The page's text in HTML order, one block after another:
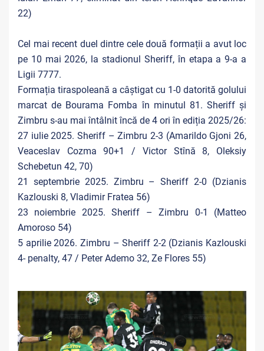
22)
Cel mai recent duel dintre cele două formații a avut loc
pe 10 mai 2026, la stadionul Sheriff, în etapa a 9-a a
Ligii 7777.
Formația tiraspoleană a câștigat cu 1-0 datorită golului
marcat de Bourama Fomba în minutul 81. Sheriff și
Zimbru s-au mai întâlnit încă de 4 ori în ediția 2025/26:
27 iulie 2025. Sheriff – Zimbru 2-3 (Amarildo Gjoni 26,
Veaceslav Cozma 90+1 / Victor Stînă 8, Oleksiy
Schebetun 42, 70)
21 septembrie 2025. Zimbru – Sheriff 2-0 (Dzianis
Kazlouski 8, Vladimir Fratea 56)
23 noiembrie 2025. Sheriff – Zimbru 0-1 (Matteo
Amoroso 54)
5 aprilie 2026. Zimbru – Sheriff 2-2 (Dzianis Kazlouski
4- penalty, 47 / Peter Ademo 32, Ze Flores 55)